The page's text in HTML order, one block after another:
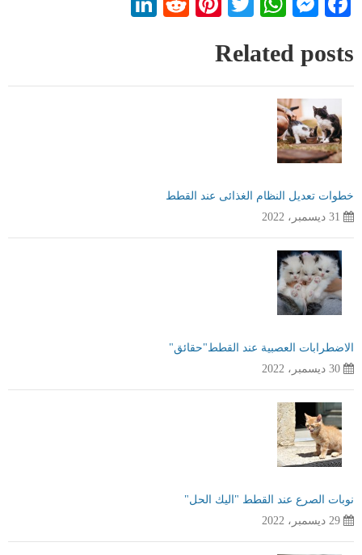
Related posts
خطوات تعديل النظام الغذائى عند القطط
31 ديسمبر، 2022
الاضطرابات العصبية عند القطط"حقائق"
30 ديسمبر، 2022
نوبات الصرع عند القطط "اليك الحل"
29 ديسمبر، 2022